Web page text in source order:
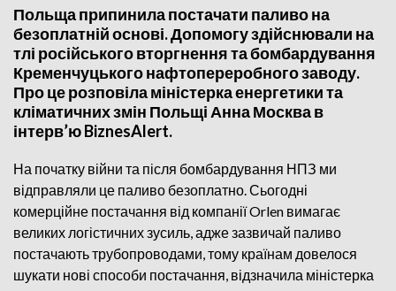
Польща припинила постачати паливо на
безоплатній основі. Допомогу здійснювали на
тлі російського вторгнення та бомбардування
Кременчуцького нафтопереробного заводу.
Про це розповіла міністерка енергетики та
кліматичних змін Польщі Анна Москва в
інтерв’ю BiznesAlert.
На початку війни та після бомбардування НПЗ ми
відправляли це паливо безоплатно. Сьогодні
комерційне постачання від компанії Orlen вимагає
великих логістичних зусиль, адже зазвичай паливо
постачають трубопроводами, тому країнам довелося
шукати нові способи постачання, відзначила міністерка